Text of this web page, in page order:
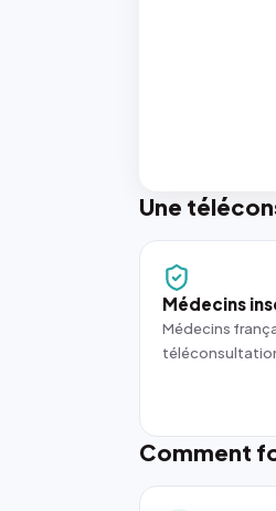
Une
Médecins
Médecins
Comment